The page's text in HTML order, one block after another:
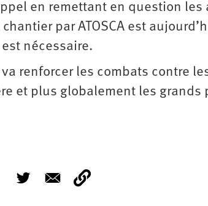
en remettant en question
par ATOSCA est
nécessaire.
renforcer les combats contre
et plus globalement les grands